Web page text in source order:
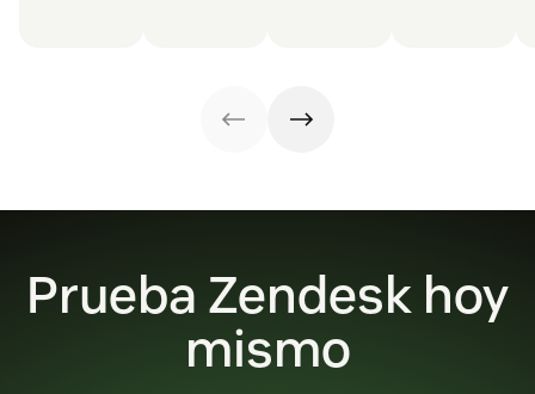
Prueba Zendesk hoy
mismo